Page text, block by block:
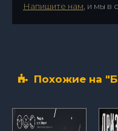
Напишите нам , и мы
Похожие на "Благодарова Анастасия – Выход"